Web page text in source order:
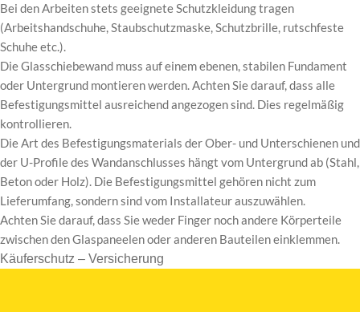
Bei den Arbeiten stets geeignete Schutzkleidung tragen
(Arbeitshandschuhe, Staubschutzmaske, Schutzbrille, rutschfeste
Schuhe etc.).
Die Glasschiebewand muss auf einem ebenen, stabilen Fundament
oder Untergrund montieren werden. Achten Sie darauf, dass alle
Befestigungsmittel ausreichend angezogen sind. Dies regelmäßig
kontrollieren.
Die Art des Befestigungsmaterials der Ober- und Unterschienen und
der U-Profile des Wandanschlusses hängt vom Untergrund ab (Stahl,
Beton oder Holz). Die Befestigungsmittel gehören nicht zum
Lieferumfang, sondern sind vom Installateur auszuwählen.
Achten Sie darauf, dass Sie weder Finger noch andere Körperteile
zwischen den Glaspaneelen oder anderen Bauteilen einklemmen.
Käuferschutz – Versicherung